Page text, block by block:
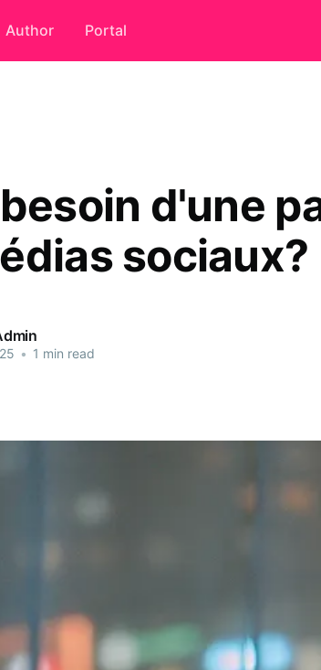
Author Portal
d'une
sociaux?
• 1 min read